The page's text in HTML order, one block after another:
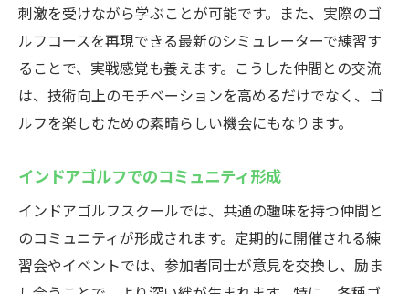
刺激を受けながら学ぶことが可能です。また、実際のゴ
ルフコースを再現できる最新のシミュレーターで練習す
ることで、実戦感覚も養えます。こうした仲間との交流
は、技術向上のモチベーションを高めるだけでなく、ゴ
ルフを楽しむための素晴らしい機会にもなります。
インドアゴルフでのコミュニティ形成
インドアゴルフスクールでは、共通の趣味を持つ仲間と
のコミュニティが形成されます。定期的に開催される練
習会やイベントでは、参加者同士が意見を交換し、励ま